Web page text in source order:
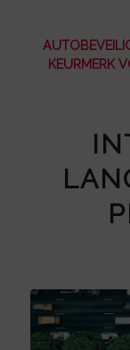
KEURMERK